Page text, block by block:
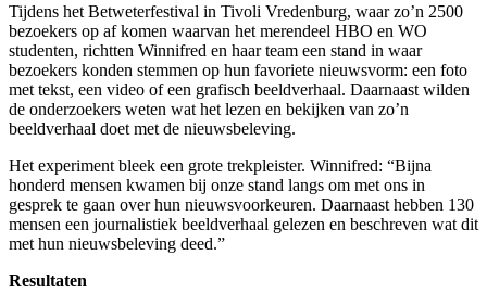
Tijdens het Betweterfestival in Tivoli Vredenburg, waar zo’n 2500
bezoekers op af komen waarvan het merendeel HBO en WO
studenten, richtten Winnifred en haar team een stand in waar
bezoekers konden stemmen op hun favoriete nieuwsvorm: een foto
met tekst, een video of een grafisch beeldverhaal. Daarnaast wilden
de onderzoekers weten wat het lezen en bekijken van zo’n
beeldverhaal doet met de nieuwsbeleving.
Het experiment bleek een grote trekpleister. Winnifred: “Bijna
honderd mensen kwamen bij onze stand langs om met ons in
gesprek te gaan over hun nieuwsvoorkeuren. Daarnaast hebben 130
mensen een journalistiek beeldverhaal gelezen en beschreven wat dit
met hun nieuwsbeleving deed.”
Resultaten